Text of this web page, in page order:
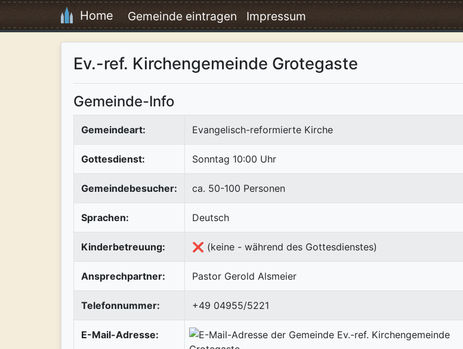
Home Gemeinde eintragen Impressum
Ev.-ref. Kirchengemeinde Grotegaste
Gemeinde-Info
Gemeindeart: Evangelisch-reformierte Kirche
Gottesdienst: Sonntag 10:00 Uhr
Gemeindebesucher: ca. 50-100 Personen
Sprachen: Deutsch
Kinderbetreuung: ❌ (keine - während des Gottesdienstes)
Ansprechpartner: Pastor Gerold Alsmeier
Telefonnummer: +49 04955/5221
E-Mail-Adresse: